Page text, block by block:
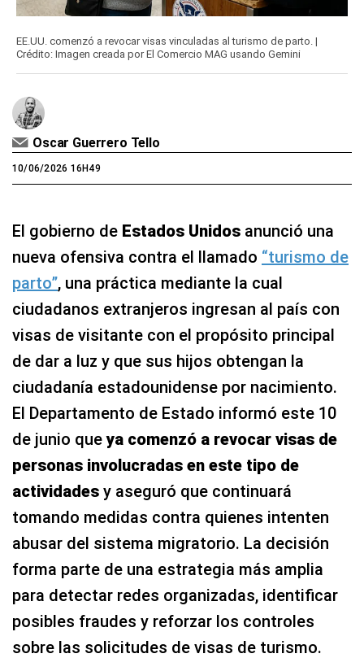
EE.UU. comenzó a revocar visas vinculadas al turismo de parto. |
Crédito: Imagen creada por El Comercio MAG usando Gemini
Oscar Guerrero Tello
10/06/2026 16H49
El gobierno de Estados Unidos anunció una
nueva ofensiva contra el llamado “turismo de
parto”, una práctica mediante la cual
ciudadanos extranjeros ingresan al país con
visas de visitante con el propósito principal
de dar a luz y que sus hijos obtengan la
ciudadanía estadounidense por nacimiento.
El Departamento de Estado informó este 10
de junio queya comenzó a revocar visas de
personas involucradas en este tipo de
actividades y aseguró que continuará
tomando medidas contra quienes intenten
abusar del sistema migratorio. La decisión
forma parte de una estrategia más amplia
para detectar redes organizadas, identificar
posibles fraudes y reforzar los controles
sobre las solicitudes de visas de turismo.